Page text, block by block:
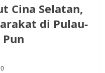
Cina Selatan,
di Pulau-
0